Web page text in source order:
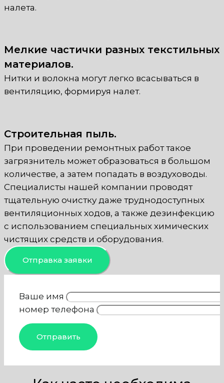
налета.
Мелкие частички разных текстильных
материалов.
Нитки и волокна могут легко всасываться в
вентиляцию, формируя налет.
Строительная пыль.
При проведении ремонтных работ такое
загрязнитель может образоваться в большом
количестве, а затем попадать в воздуховоды.
Специалисты нашей компании проводят
тщательную очистку даже труднодоступных
вентиляционных ходов, а также дезинфекцию
с использованием специальных химических
чистящих средств и оборудования.
Отправка заявки
Ваше имя
номер телефона